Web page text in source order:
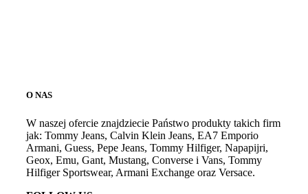
O NAS
W naszej ofercie znajdziecie Państwo produkty takich firm
jak: Tommy Jeans, Calvin Klein Jeans, EA7 Emporio
Armani, Guess, Pepe Jeans, Tommy Hilfiger, Napapijri,
Geox, Emu, Gant, Mustang, Converse i Vans, Tommy
Hilfiger Sportswear, Armani Exchange oraz Versace.